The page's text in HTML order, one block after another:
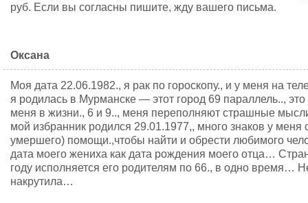
руб. Если вы согласны пишите, жду вашего письма.
Оксана
Моя дата 22.06.1982., я рак по гороскопу., и у меня на
я родилась в Мурманске — этот город 69 параллель..,
меня в жизни., 6 и 9.., меня переполняют страшные
мой избранник родился 29.01.1977,, много знаков у
умершего) помощи.,чтобы найти и обрести любимого
дата моего жениха как дата рождения моего отца…
году исполняется его родителям по 66., в одно время…
накрутила…